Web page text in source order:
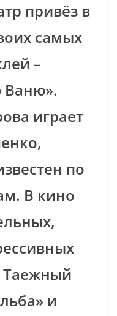
привёз в
самых
–
Ваню».
играет
по
В кино
Таежный
и